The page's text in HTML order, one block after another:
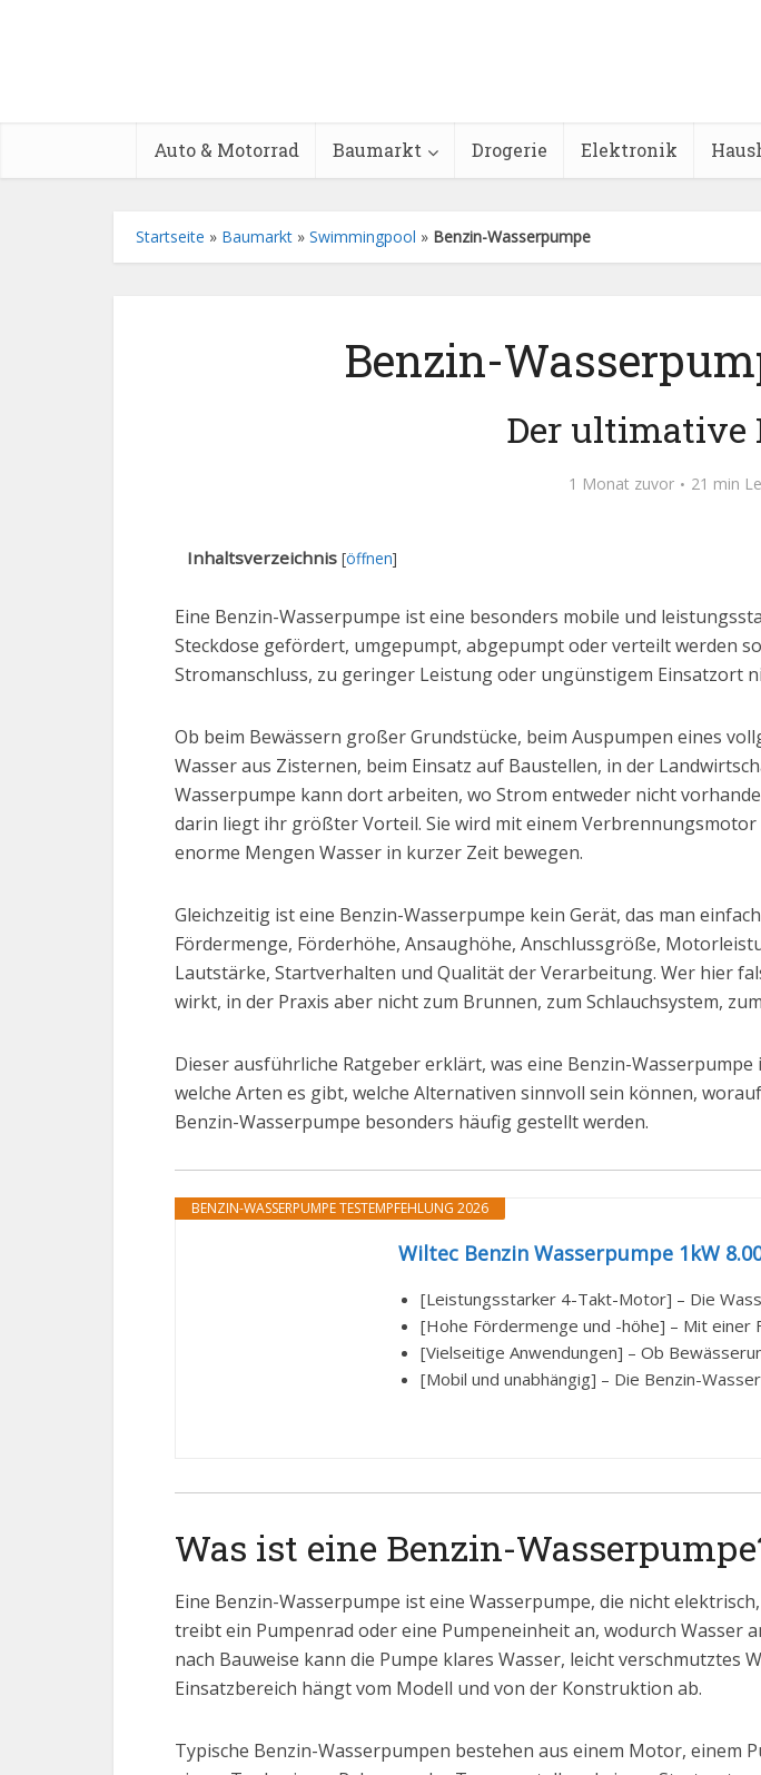
Auto & Motorrad Baumarkt Drogerie Elektronik
Startseite » Baumarkt » Swimmingpool » Benzin-Wasserpumpe
Benzin-
Der ultimative
1 Monat zuvor 21 min
Inhaltsverzeichnis [öffnen]
Eine Benzin-Wasserpumpe ist eine besonders mobile und
Steckdose gefördert, umgepumpt, abgepumpt oder verteilt werden
Stromanschluss, zu geringer Leistung oder ungünstigem Einsatzort
Ob beim Bewässern großer Grundstücke, beim Auspumpen eines
Wasser aus Zisternen, beim Einsatz auf Baustellen, in der
Wasserpumpe kann dort arbeiten, wo Strom entweder nicht
darin liegt ihr größter Vorteil. Sie wird mit einem
enorme Mengen Wasser in kurzer Zeit bewegen.
Gleichzeitig ist eine Benzin-Wasserpumpe kein Gerät, das man
Fördermenge, Förderhöhe, Ansaughöhe, Anschlussgröße,
Lautstärke, Startverhalten und Qualität der Verarbeitung. Wer hier
wirkt, in der Praxis aber nicht zum Brunnen, zum Schlauchsystem,
Dieser ausführliche Ratgeber erklärt, was eine Benzin-
welche Arten es gibt, welche Alternativen sinnvoll sein können,
Benzin-Wasserpumpe besonders häufig gestellt werden.
BENZIN-WASSERPUMPE TESTEMPFEHLUNG 2026
Wiltec Benzin Wasserpumpe 1kW
[Leistungsstarker 4-Takt-Motor] – Die
[Hohe Fördermenge und -höhe] – Mit einer
[Vielseitige Anwendungen] – Ob
[Mobil und unabhängig] – Die Benzin-
Was ist eine Benzin-
Eine Benzin-Wasserpumpe ist eine Wasserpumpe, die nicht
treibt ein Pumpenrad oder eine Pumpeneinheit an, wodurch Wasser
nach Bauweise kann die Pumpe klares Wasser, leicht
Einsatzbereich hängt vom Modell und von der Konstruktion ab.
Typische Benzin-Wasserpumpen bestehen aus einem Motor, einem